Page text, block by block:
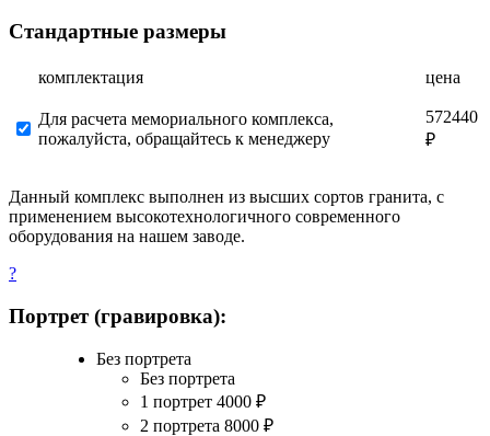
Стандартные размеры
комплектация цена
Для расчета мемориального комплекса,
пожалуйста, обращайтесь к менеджеру
572440
₽
Данный комплекс выполнен из высших сортов гранита, с
применением высокотехнологичного современного
оборудования на нашем заводе.
?
Портрет (гравировка):
Без портрета
Без портрета
1 портрет 4000 ₽
2 портрета 8000 ₽